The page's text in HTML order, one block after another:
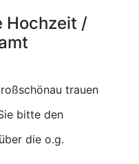
Hochzeit /
trauen
bitte den
die o.g.